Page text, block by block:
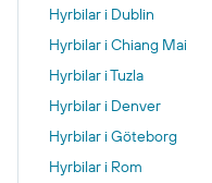
Hyrbilar i Dublin
Hyrbilar i Chiang Mai
Hyrbilar i Tuzla
Hyrbilar i Denver
Hyrbilar i Göteborg
Hyrbilar i Rom